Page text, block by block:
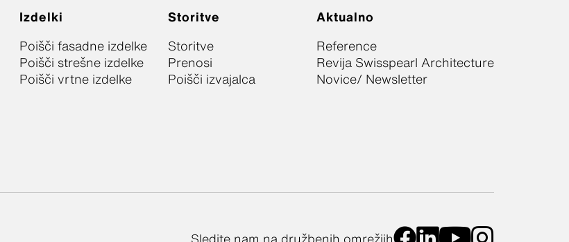
Izdelki
Poišči fasadne izdelke
Poišči strešne izdelke
Poišči vrtne izdelke
Storitve
Storitve
Prenosi
Poišči izvajalca
Aktualno
Reference
Revija Swisspearl Architecture
Novice/ Newsletter
Sledite nam na družbenih omrežjih